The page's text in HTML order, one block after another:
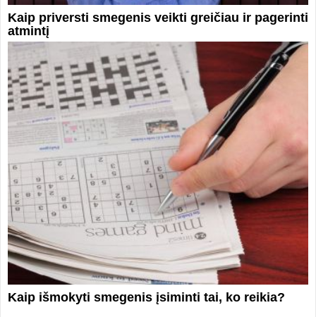
Kaip priversti smegenis veikti greičiau ir pagerinti
atmintį
Kaip išmokyti smegenis įsiminti tai, ko reikia?